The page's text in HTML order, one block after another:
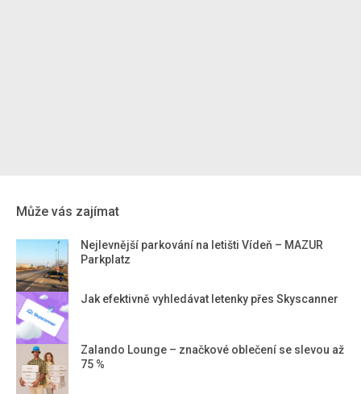
Může vás zajímat
Nejlevnější parkování na letišti Vídeň – MAZUR
Parkplatz
Jak efektivně vyhledávat letenky přes Skyscanner
Zalando Lounge – značkové oblečení se slevou až
75 %